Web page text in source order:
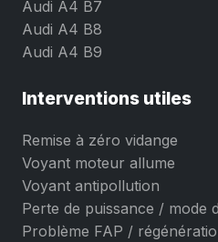
Audi A4 B7
Audi A4 B8
Audi A4 B9
Interventions utiles
Remise à zéro vidange
Voyant moteur allume
Voyant antipollution
Perte de puissance / mode
Problème FAP /